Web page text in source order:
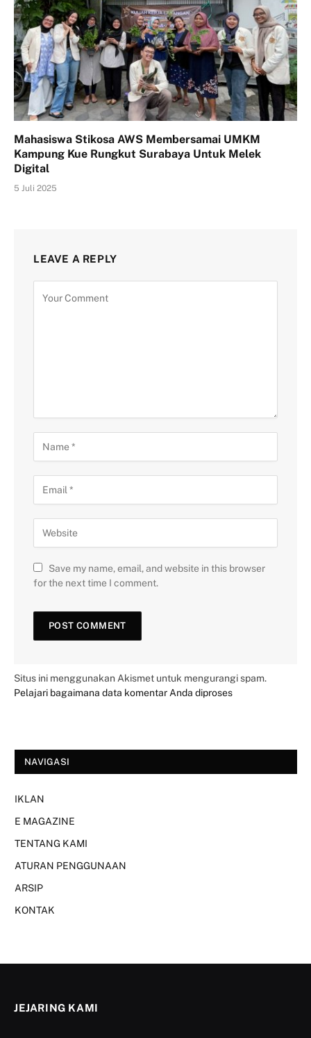
Mahasiswa Stikosa AWS Membersamai UMKM
Kampung Kue Rungkut Surabaya Untuk Melek
Digital
5 Juli 2025
LEAVE A REPLY
Save my name, email, and website in this browser
for the next time I comment.
Situs ini menggunakan Akismet untuk mengurangi spam.
Pelajari bagaimana data komentar Anda diproses
NAVIGASI
IKLAN
E MAGAZINE
TENTANG KAMI
ATURAN PENGGUNAAN
ARSIP
KONTAK
JEJARING KAMI